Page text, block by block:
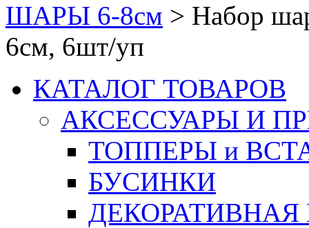
ШАРЫ 6-8см > Набор
6см, 6шт/уп
КАТАЛОГ ТОВАРОВ
АКСЕССУАРЫ И
ТОППЕРЫ и
БУСИНКИ
ДЕКОРАТИВНАЯ